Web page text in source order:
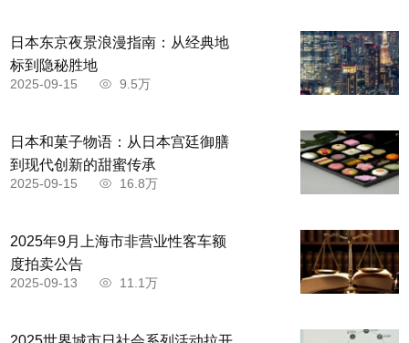
日本东京夜景浪漫指南：从经典地
标到隐秘胜地
2025-09-15 9.5万
日本和菓子物语：从日本宫廷御膳
到现代创新的甜蜜传承
2025-09-15 16.8万
2025年9月上海市非营业性客车额
度拍卖公告
2025-09-13 11.1万